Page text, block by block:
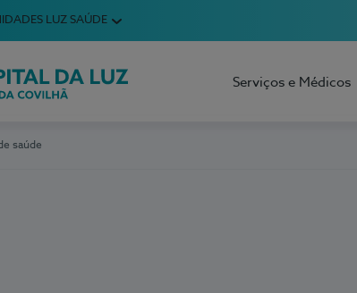
LUZ SAÚDE
Clínica da Covilhã
Serviços e Médicos
saúde